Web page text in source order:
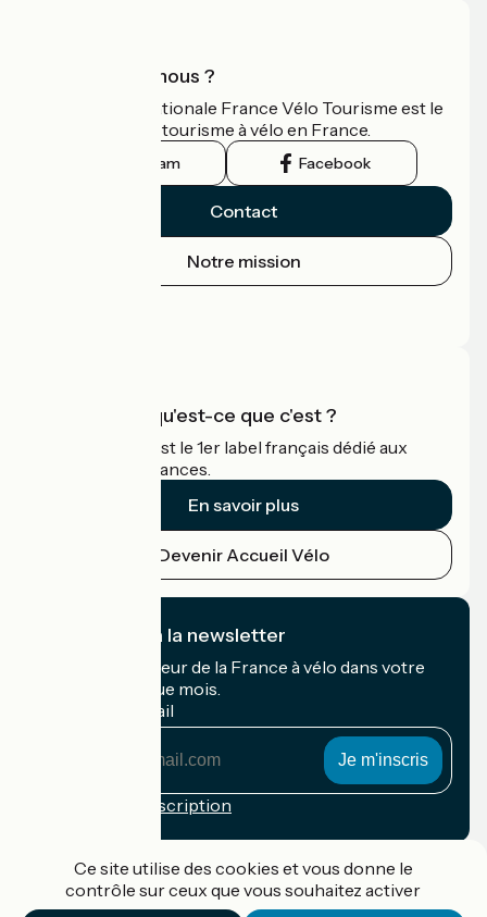
Qui sommes-nous ?
L'association nationale France Vélo Tourisme est le
guide officiel du tourisme à vélo en France.
Instagram Facebook
Contact
Notre mission
Accueil Vélo qu'est-ce que c'est ?
Accueil Vélo c'est le 1er label français dédié aux
cyclistes en vacances.
En savoir plus
Devenir Accueil Vélo
Je m'abonne à la newsletter
Recevez le meilleur de la France à vélo dans votre
boîte mail chaque mois.
Mon adresse mail
Conditions d'inscription
Ce site utilise des cookies et vous donne le
contrôle sur ceux que vous souhaitez activer